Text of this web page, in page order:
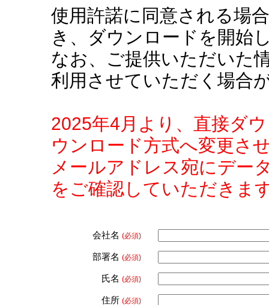
使用許諾に同意される場
き、ダウンロードを開始
なお、ご提供いただいた
利用させていただく場合
2025年4月より、直接ダ
ウンロード方式へ変更さ
メールアドレス宛にデー
をご確認していただきま
会社名 (必須)
部署名 (必須)
氏名 (必須)
住所 (必須)